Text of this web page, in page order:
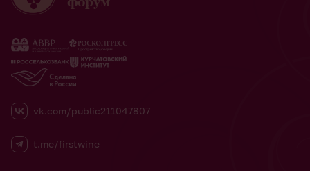
vk.com/public211047807
t.me/firstwine